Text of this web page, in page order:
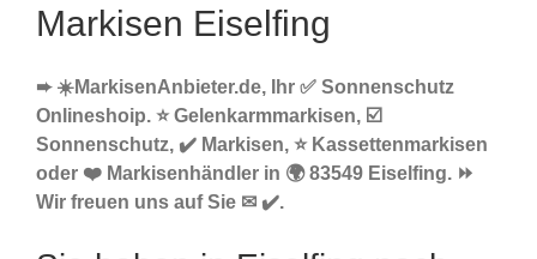
Markisen Eiselfing
➨ ☀️MarkisenAnbieter.de, Ihr ✅ Sonnenschutz
Onlineshoip. ⭐ Gelenkarmmarkisen, ☑️
Sonnenschutz, ✔️ Markisen, ⭐ Kassettenmarkisen
oder ❤️ Markisenhändler in 🌍 83549 Eiselfing. ⏩
Wir freuen uns auf Sie ✉ ✔️.